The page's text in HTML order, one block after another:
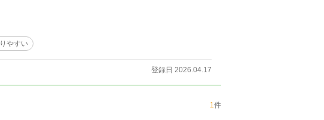
やすい
登録日 2026.04.17
1件